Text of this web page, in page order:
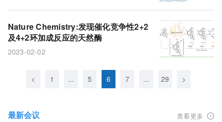
Nature Chemistry:发现催化竞争性2+2
及4+2环加成反应的天然酶
2023-02-02
< 1 ... 5 6 7 ... 29 >
最新会议 查看更多